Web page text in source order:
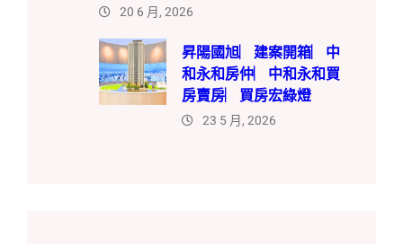
20 6 月, 2026
昇陽國旭︳建案開箱︳中
和永和房仲︳中和永和買
房賣房︳買房宏綠燈
23 5 月, 2026